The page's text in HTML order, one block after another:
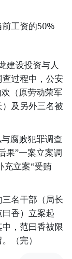
工资的50%
建设投资与人
过程中，公安
（原劳动荣军
及另外三名被
腐败犯罪调查
果”一案立案调
充立案“受贿
名干部（局长
香）立案起
，范曰香被限
（完）